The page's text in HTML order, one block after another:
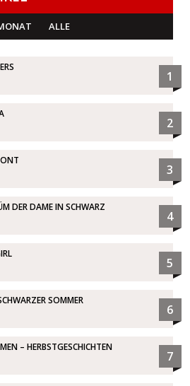
ALLE
1
2
3
DER DAME IN SCHWARZ
4
5
SOMMER
6
– HERBSTGESCHICHTEN
7